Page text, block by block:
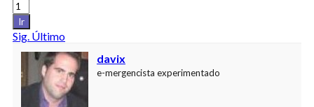
Ir
Sig. Último
davix
e-mergencista experimentado